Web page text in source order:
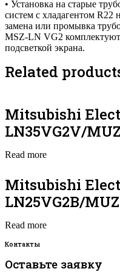
• Установка на старые
систем с хладагентом R22
замена или промывка
MSZ-LN VG2
подсветкой экрана.
Related
Mitsubishi
LN35VG2V/
Read more
Mitsubishi
LN25VG2B/
Read more
Контакты
Оставьте заявку